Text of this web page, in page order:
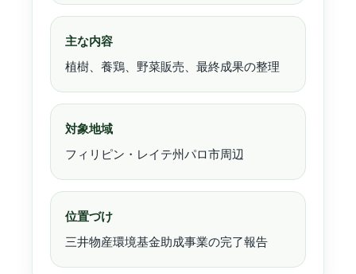
主な内容
植樹、養鶏、野菜販売、最終成果の整理
対象地域
フィリピン・レイテ州パロ市周辺
位置づけ
三井物産環境基金助成事業の完了報告